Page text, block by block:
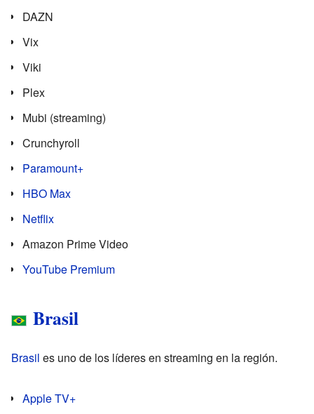
DAZN
Vix
Viki
Plex
Mubi (streaming)
Crunchyroll
Paramount+
HBO Max
Netflix
Amazon Prime Video
YouTube Premium
Brasil
Brasil es uno de los líderes en streaming en la región.
Apple TV+